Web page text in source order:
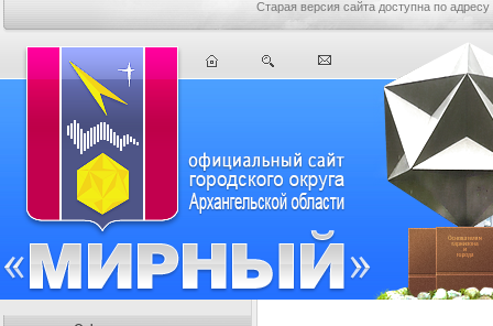
Старая версия сайта доступна по адресу